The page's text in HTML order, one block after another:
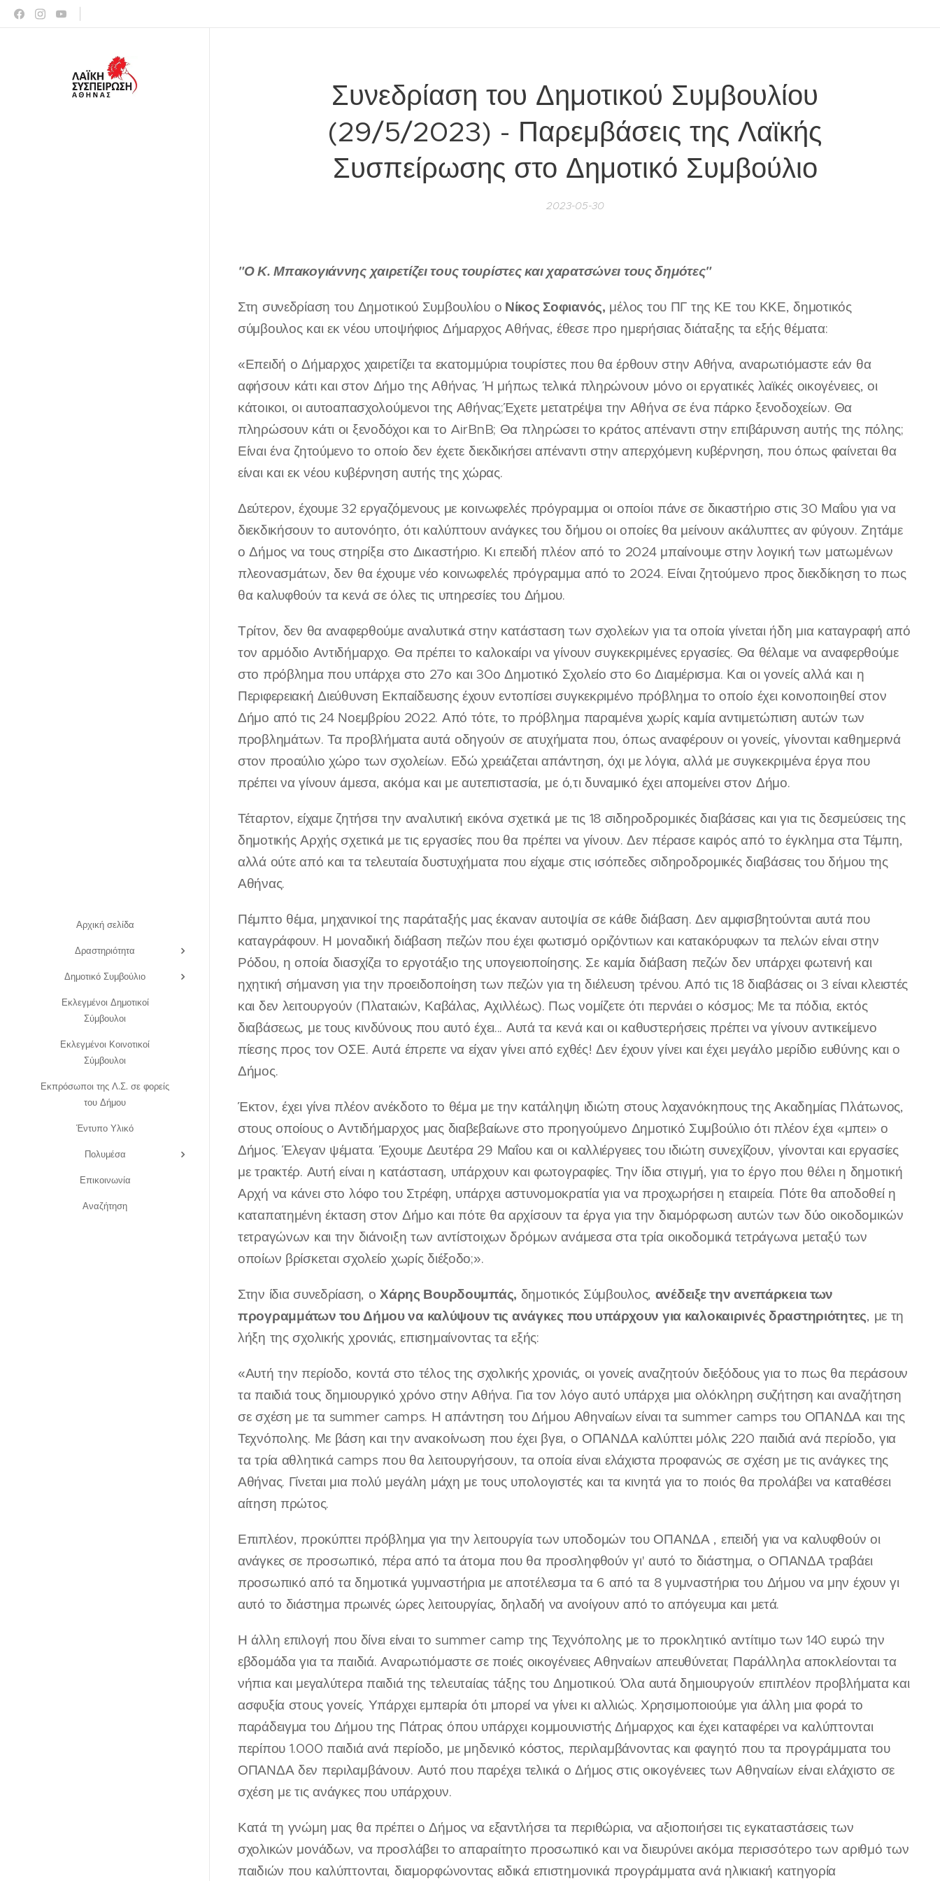
Αρχική σελίδα
Δραστηριότητα
Δημοτικό Συμβούλιο
Εκλεγμένοι Δημοτικοί
Σύμβουλοι
Εκλεγμένοι Κοινοτικοί
Σύμβουλοι
Εκπρόσωποι της Λ.Σ. σε φορείς
του Δήμου
Έντυπο Υλικό
Πολυμέσα
Επικοινωνία
Αναζήτηση
Συνεδρίαση του Δημοτικού Συμβουλίου
(29/5/2023) - Παρεμβάσεις της Λαϊκής
Συσπείρωσης στο Δημοτικό Συμβούλιο
2023-05-30
"Ο Κ. Μπακογιάννης χαιρετίζει τους τουρίστες και χαρατσώνει τους δημότες"
Στη συνεδρίαση του Δημοτικού Συμβουλίου ο Νίκος Σοφιανός, μέλος του ΠΓ της ΚΕ του ΚΚΕ, δημοτικός
σύμβουλος και εκ νέου υποψήφιος Δήμαρχος Αθήνας, έθεσε προ ημερήσιας διάταξης τα εξής θέματα:
«Επειδή ο Δήμαρχος χαιρετίζει τα εκατομμύρια τουρίστες που θα έρθουν στην Αθήνα, αναρωτιόμαστε εάν θα
αφήσουν κάτι και στον Δήμο της Αθήνας. Ή μήπως τελικά πληρώνουν μόνο οι εργατικές λαϊκές οικογένειες, οι
κάτοικοι, οι αυτοαπασχολούμενοι της Αθήνας;Έχετε μετατρέψει την Αθήνα σε ένα πάρκο ξενοδοχείων. Θα
πληρώσουν κάτι οι ξενοδόχοι και το AirBnB; Θα πληρώσει το κράτος απέναντι στην επιβάρυνση αυτής της πόλης;
Είναι ένα ζητούμενο το οποίο δεν έχετε διεκδικήσει απέναντι στην απερχόμενη κυβέρνηση, που όπως φαίνεται θα
είναι και εκ νέου κυβέρνηση αυτής της χώρας.
Δεύτερον, έχουμε 32 εργαζόμενους με κοινωφελές πρόγραμμα οι οποίοι πάνε σε δικαστήριο στις 30 Μαΐου για να
διεκδικήσουν το αυτονόητο, ότι καλύπτουν ανάγκες του δήμου οι οποίες θα μείνουν ακάλυπτες αν φύγουν. Ζητάμε
ο Δήμος να τους στηρίξει στο Δικαστήριο. Κι επειδή πλέον από το 2024 μπαίνουμε στην λογική των ματωμένων
πλεονασμάτων, δεν θα έχουμε νέο κοινωφελές πρόγραμμα από το 2024. Είναι ζητούμενο προς διεκδίκηση το πως
θα καλυφθούν τα κενά σε όλες τις υπηρεσίες του Δήμου.
Τρίτον, δεν θα αναφερθούμε αναλυτικά στην κατάσταση των σχολείων για τα οποία γίνεται ήδη μια καταγραφή από
τον αρμόδιο Αντιδήμαρχο. Θα πρέπει το καλοκαίρι να γίνουν συγκεκριμένες εργασίες. Θα θέλαμε να αναφερθούμε
στο πρόβλημα που υπάρχει στο 27ο και 30ο Δημοτικό Σχολείο στο 6ο Διαμέρισμα. Και οι γονείς αλλά και η
Περιφερειακή Διεύθυνση Εκπαίδευσης έχουν εντοπίσει συγκεκριμένο πρόβλημα το οποίο έχει κοινοποιηθεί στον
Δήμο από τις 24 Νοεμβρίου 2022. Από τότε, το πρόβλημα παραμένει χωρίς καμία αντιμετώπιση αυτών των
προβλημάτων. Τα προβλήματα αυτά οδηγούν σε ατυχήματα που, όπως αναφέρουν οι γονείς, γίνονται καθημερινά
στον προαύλιο χώρο των σχολείων. Εδώ χρειάζεται απάντηση, όχι με λόγια, αλλά με συγκεκριμένα έργα που
πρέπει να γίνουν άμεσα, ακόμα και με αυτεπιστασία, με ό,τι δυναμικό έχει απομείνει στον Δήμο.
Τέταρτον, είχαμε ζητήσει την αναλυτική εικόνα σχετικά με τις 18 σιδηροδρομικές διαβάσεις και για τις δεσμεύσεις της
δημοτικής Αρχής σχετικά με τις εργασίες που θα πρέπει να γίνουν. Δεν πέρασε καιρός από το έγκλημα στα Τέμπη,
αλλά ούτε από και τα τελευταία δυστυχήματα που είχαμε στις ισόπεδες σιδηροδρομικές διαβάσεις του δήμου της
Αθήνας.
Πέμπτο θέμα, μηχανικοί της παράταξής μας έκαναν αυτοψία σε κάθε διάβαση. Δεν αμφισβητούνται αυτά που
καταγράφουν. Η μοναδική διάβαση πεζών που έχει φωτισμό οριζόντιων και κατακόρυφων τα πελών είναι στην
Ρόδου, η οποία διασχίζει το εργοτάξιο της υπογειοποίησης. Σε καμία διάβαση πεζών δεν υπάρχει φωτεινή και
ηχητική σήμανση για την προειδοποίηση των πεζών για τη διέλευση τρένου. Από τις 18 διαβάσεις οι 3 είναι κλειστές
και δεν λειτουργούν (Πλαταιών, Καβάλας, Αχιλλέως). Πως νομίζετε ότι περνάει ο κόσμος; Με τα πόδια, εκτός
διαβάσεως, με τους κινδύνους που αυτό έχει... Αυτά τα κενά και οι καθυστερήσεις πρέπει να γίνουν αντικείμενο
πίεσης προς τον ΟΣΕ. Αυτά έπρεπε να είχαν γίνει από εχθές! Δεν έχουν γίνει και έχει μεγάλο μερίδιο ευθύνης και ο
Δήμος.
Έκτον, έχει γίνει πλέον ανέκδοτο το θέμα με την κατάληψη ιδιώτη στους λαχανόκηπους της Ακαδημίας Πλάτωνος,
στους οποίους ο Αντιδήμαρχος μας διαβεβαίωνε στο προηγούμενο Δημοτικό Συμβούλιο ότι πλέον έχει «μπει» ο
Δήμος. Έλεγαν ψέματα. Έχουμε Δευτέρα 29 Μαΐου και οι καλλιέργειες του ιδιώτη συνεχίζουν, γίνονται και εργασίες
με τρακτέρ. Αυτή είναι η κατάσταση, υπάρχουν και φωτογραφίες. Την ίδια στιγμή, για το έργο που θέλει η δημοτική
Αρχή να κάνει στο λόφο του Στρέφη, υπάρχει αστυνομοκρατία για να προχωρήσει η εταιρεία. Πότε θα αποδοθεί η
καταπατημένη έκταση στον Δήμο και πότε θα αρχίσουν τα έργα για την διαμόρφωση αυτών των δύο οικοδομικών
τετραγώνων και την διάνοιξη των αντίστοιχων δρόμων ανάμεσα στα τρία οικοδομικά τετράγωνα μεταξύ των
οποίων βρίσκεται σχολείο χωρίς διέξοδο;».
Στην ίδια συνεδρίαση, οΧάρης Βουρδουμπάς, δημοτικός Σύμβουλος, ανέδειξε την ανεπάρκεια των
προγραμμάτων του Δήμου να καλύψουν τις ανάγκες που υπάρχουν για καλοκαιρινές δραστηριότητες, με τη
λήξη της σχολικής χρονιάς, επισημαίνοντας τα εξής:
«Αυτή την περίοδο, κοντά στο τέλος της σχολικής χρονιάς, οι γονείς αναζητούν διεξόδους για το πως θα περάσουν
τα παιδιά τους δημιουργικό χρόνο στην Αθήνα. Για τον λόγο αυτό υπάρχει μια ολόκληρη συζήτηση και αναζήτηση
σε σχέση με τα summer camps. Η απάντηση του Δήμου Αθηναίων είναι τα summer camps του ΟΠΑΝΔΑ και της
Τεχνόπολης. Με βάση και την ανακοίνωση που έχει βγει, ο ΟΠΑΝΔΑ καλύπτει μόλις 220 παιδιά ανά περίοδο, για
τα τρία αθλητικά camps που θα λειτουργήσουν, τα οποία είναι ελάχιστα προφανώς σε σχέση με τις ανάγκες της
Αθήνας. Γίνεται μια πολύ μεγάλη μάχη με τους υπολογιστές και τα κινητά για το ποιός θα προλάβει να καταθέσει
αίτηση πρώτος.
Επιπλέον, προκύπτει πρόβλημα για την λειτουργία των υποδομών του ΟΠΑΝΔΑ , επειδή για να καλυφθούν οι
ανάγκες σε προσωπικό, πέρα από τα άτομα που θα προσληφθούν γι' αυτό το διάστημα, ο ΟΠΑΝΔΑ τραβάει
προσωπικό από τα δημοτικά γυμναστήρια με αποτέλεσμα τα 6 από τα 8 γυμναστήρια του Δήμου να μην έχουν γι
αυτό το διάστημα πρωινές ώρες λειτουργίας, δηλαδή να ανοίγουν από το απόγευμα και μετά.
Η άλλη επιλογή που δίνει είναι το summer camp της Τεχνόπολης με το προκλητικό αντίτιμο των 140 ευρώ την
εβδομάδα για τα παιδιά. Αναρωτιόμαστε σε ποιές οικογένειες Αθηναίων απευθύνεται; Παράλληλα αποκλείονται τα
νήπια και μεγαλύτερα παιδιά της τελευταίας τάξης του Δημοτικού. Όλα αυτά δημιουργούν επιπλέον προβλήματα και
ασφυξία στους γονείς. Υπάρχει εμπειρία ότι μπορεί να γίνει κι αλλιώς. Χρησιμοποιούμε για άλλη μια φορά το
παράδειγμα του Δήμου της Πάτρας όπου υπάρχει κομμουνιστής Δήμαρχος και έχει καταφέρει να καλύπτονται
περίπου 1.000 παιδιά ανά περίοδο, με μηδενικό κόστος, περιλαμβάνοντας και φαγητό που τα προγράμματα του
ΟΠΑΝΔΑ δεν περιλαμβάνουν. Αυτό που παρέχει τελικά ο Δήμος στις οικογένειες των Αθηναίων είναι ελάχιστο σε
σχέση με τις ανάγκες που υπάρχουν.
Κατά τη γνώμη μας θα πρέπει ο Δήμος να εξαντλήσει τα περιθώρια, να αξιοποιήσει τις εγκαταστάσεις των
σχολικών μονάδων, να προσλάβει το απαραίτητο προσωπικό και να διευρύνει ακόμα περισσότερο των αριθμό των
παιδιών που καλύπτονται, διαμορφώνοντας ειδικά επιστημονικά προγράμματα ανά ηλικιακή κατηγορία